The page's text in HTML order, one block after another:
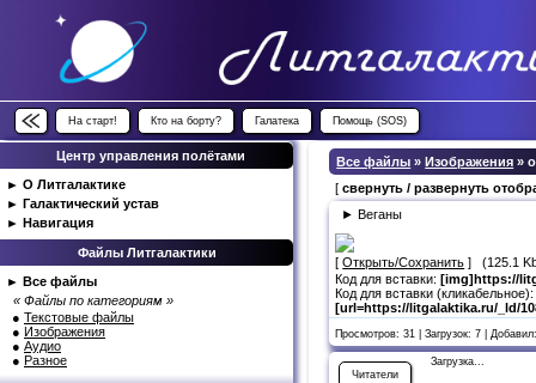
На старт! Кто на борту? Галатека Помощь (SOS)
Центр управления полётами
► О Литгалактике
► Галактический устав
► Навигация
Файлы Литгалактики
► Все файлы
« Файлы по категориям »
● Текстовые файлы
● Изображения
● Аудио
● Разное
Все файлы » Изображения »
[свернуть / развернуть
► Веганы
[Открыть/Сохранить ] (125.1
Код для вставки: [img]https://
Код для вставки (кликабельное):
[url=https://litgalaktika.ru/_ld/
Просмотров: 31 | Загрузок: 7 |
Читатели
Загрузка...